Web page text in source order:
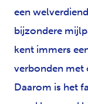
een
bijzondere
kent immers
verbonden met
Daarom is het